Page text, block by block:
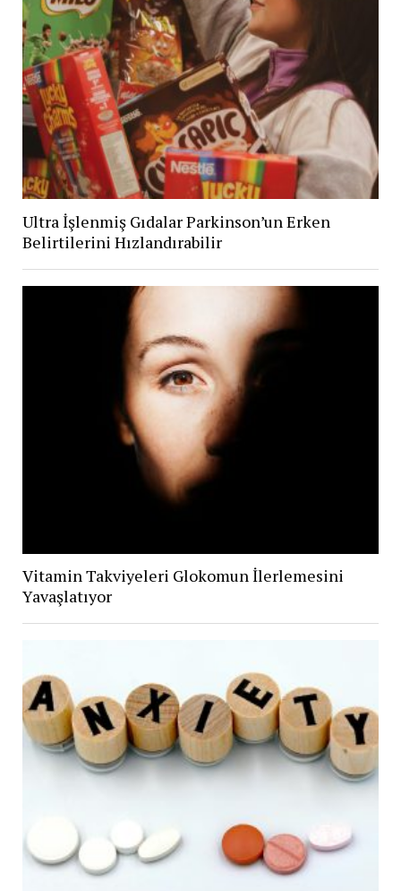
Ultra İşlenmiş Gıdalar Parkinson’un Erken
Belirtilerini Hızlandırabilir
Vitamin Takviyeleri Glokomun İlerlemesini
Yavaşlatıyor